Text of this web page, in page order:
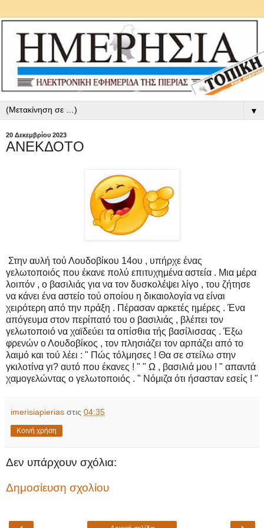
▼
20 Δεκεμβρίου 2023
ΑΝΕΚΔΟΤΟ
Στην αυλή τού Λουδοβίκου 14ου , υπήρχε ένας
γελωτοποιός που έκανε πολύ επιτυχημένα αστεία . Μια μέρα
λοιπόν , ο βασιλιάς για να τον δυσκολέψει λίγο , του ζήτησε
να κάνει ένα αστείο τού οποίου η δικαιολογία να είναι
χειρότερη από την πράξη . Πέρασαν αρκετές ημέρες . Ένα
απόγευμα στον περίπατό του ο βασιλιάς , βλέπει τον
γελωτοποιό να χαϊδεύει τα οπίσθια τής βασίλισσας . Έξω
φρενών ο Λουδοβίκος , τον πλησιάζει τον αρπάζει από το
λαιμό και τού λέει : " Πώς τόλμησες ! Θα σε στείλω στην
γκιλοτίνα γι? αυτό που έκανες ! " " Ω , βασιλιά μου ! " απαντά
χαμογελώντας ο γελωτοποιός . " Νόμιζα ότι ήσασταν εσείς ! "
imerisiapierias στις 04:35
Κοινή χρήση
Δεν υπάρχουν σχόλια:
Δημοσίευση σχολίου